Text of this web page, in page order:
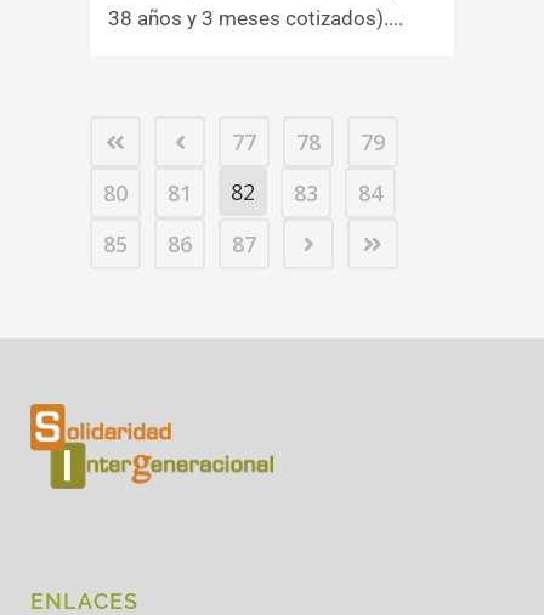
38 años y 3 meses cotizados)....
77 78
79
80
81 82 83
84
85
86 87
ENLACES